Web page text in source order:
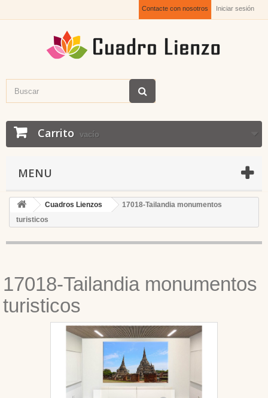
Iniciar sesión
Contacte con nosotros
Carrito vacío
MENU
Cuadros Lienzos
17018-Tailandia monumentos
turisticos
17018-Tailandia monumentos
turisticos